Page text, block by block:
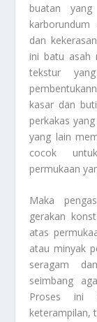
buatan
dan
ini batu asah
tekstur
kasar dan
perkakas
yang lain
cocok
permukaan
Maka
gerakan
atas
atau minyak
seragam
seimbang
Proses ini
keterampilan,